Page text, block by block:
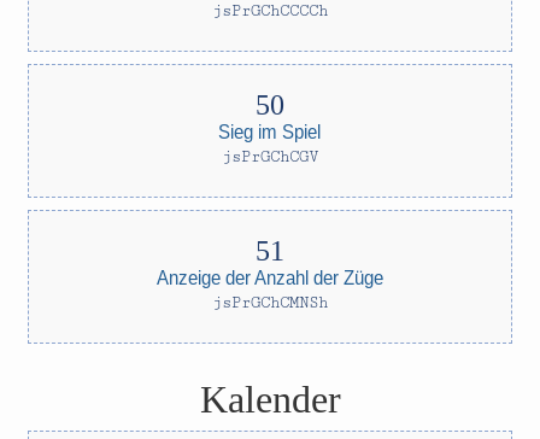
jsPrGChCCCCh
Sieg im Spiel
jsPrGChCGV
Anzeige der Anzahl der Züge
jsPrGChCMNSh
Kalender